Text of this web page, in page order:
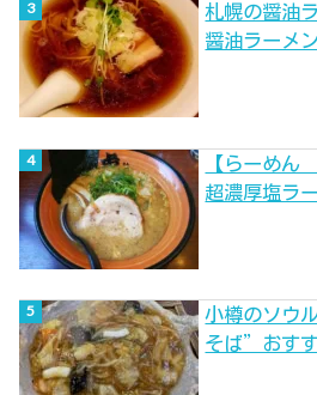
札幌の醤油
醤油ラーメ
【らーめん
超濃厚塩ラ
小樽のソウ
そば”おす